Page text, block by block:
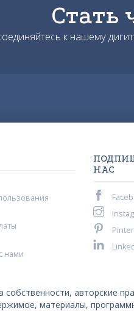
Стать
к нашему
нами
НАС
авторские
материалы,